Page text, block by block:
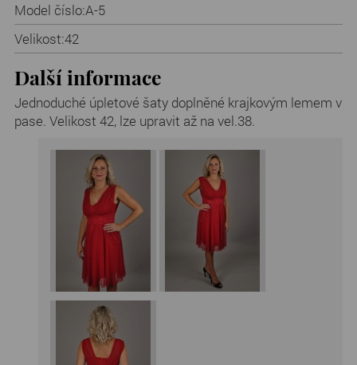
Model číslo:A-5
Velikost:42
Další informace
Jednoduché úpletové šaty doplněné krajkovým lemem v
pase. Velikost 42, lze upravit až na vel.38.